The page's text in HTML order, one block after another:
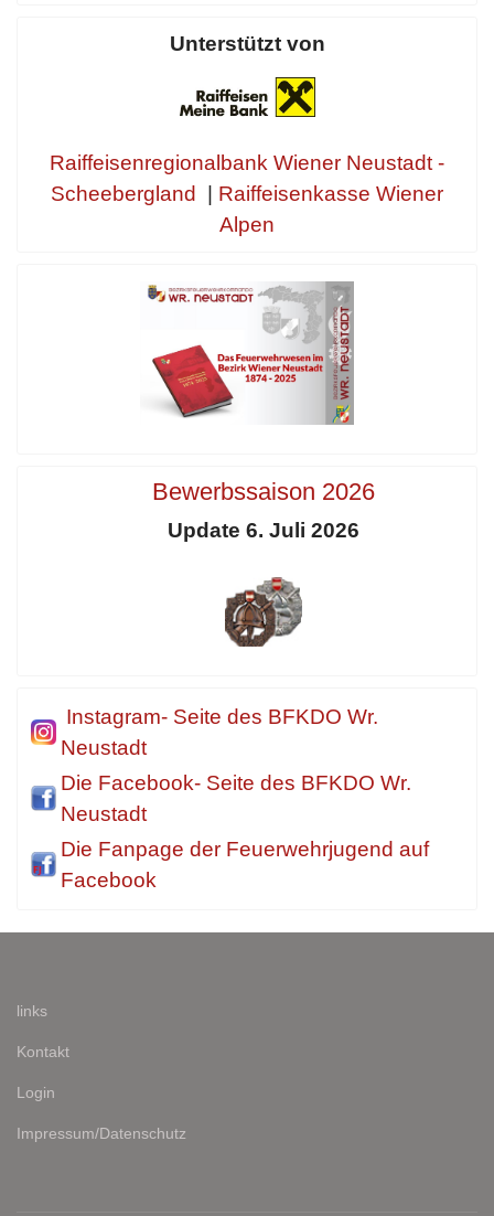
Unterstützt von
Raiffeisenregionalbank Wiener Neustadt -
Scheebergland
Raiffeisenkasse Wiener
Alpen
Bewerbssaison 2026
Update 6. Juli 2026
Instagram- Seite des BFKDO Wr.
Neustadt
Die Facebook- Seite des BFKDO Wr.
Neustadt
Die Fanpage der Feuerwehrjugend auf
Facebook
links
Kontakt
Login
Impressum/Datenschutz